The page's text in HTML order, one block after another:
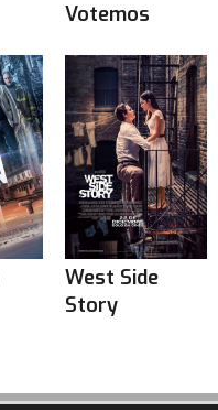
Votemos
West Side
Story